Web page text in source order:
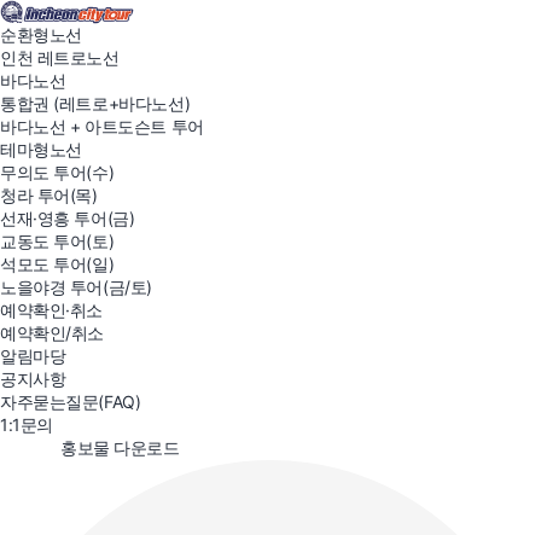
순환형노선
인천 레트로노선
바다노선
통합권 (레트로+바다노선)
바다노선 + 아트도슨트 투어
테마형노선
무의도 투어(수)
청라 투어(목)
선재·영흥 투어(금)
교동도 투어(토)
석모도 투어(일)
노을야경 투어(금/토)
예약확인·취소
예약확인/취소
알림마당
공지사항
자주묻는질문(FAQ)
1:1문의
file_save홍보물 다운로드
로그아웃 하시겠습니까?